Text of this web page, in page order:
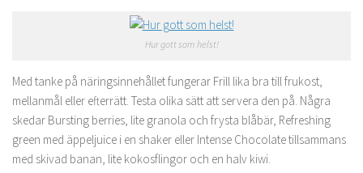
Hur gott som helst!
Med tanke på näringsinnehållet fungerar Frill lika bra till frukost,
mellanmål eller efterrätt. Testa olika sätt att servera den på. Några
skedar Bursting berries, lite granola och frysta blåbär, Refreshing
green med äppeljuice i en shaker eller Intense Chocolate tillsammans
med skivad banan, lite kokosflingor och en halv kiwi.